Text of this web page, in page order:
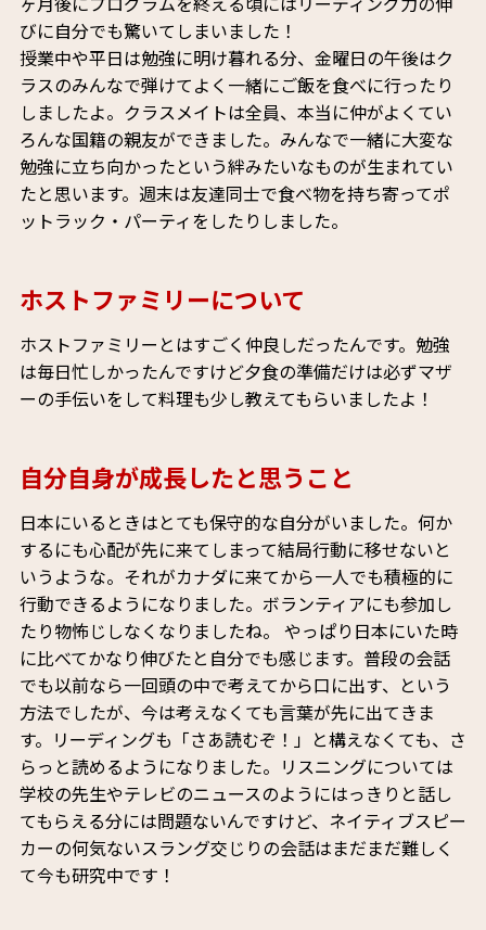
びに自分でも驚いてしまいました！
授業中や平日は勉強に明け暮れる分、金曜日の午後はク
ラスのみんなで弾けてよく一緒にご飯を食べに行ったり
しましたよ。クラスメイトは全員、本当に仲がよくてい
ろんな国籍の親友ができました。みんなで一緒に大変な
勉強に立ち向かったという絆みたいなものが生まれてい
たと思います。週末は友達同士で食べ物を持ち寄ってポ
ットラック・パーティをしたりしました。
ホストファミリーについて
ホストファミリーとはすごく仲良しだったんです。勉強
は毎日忙しかったんですけど夕食の準備だけは必ずマザ
ーの手伝いをして料理も少し教えてもらいましたよ！
自分自身が成長したと思うこと
日本にいるときはとても保守的な自分がいました。何か
するにも心配が先に来てしまって結局行動に移せないと
いうような。それがカナダに来てから一人でも積極的に
行動できるようになりました。ボランティアにも参加し
たり物怖じしなくなりましたね。 やっぱり日本にいた時
に比べてかなり伸びたと自分でも感じます。普段の会話
でも以前なら一回頭の中で考えてから口に出す、という
方法でしたが、今は考えなくても言葉が先に出てきま
す。リーディングも「さあ読むぞ！」と構えなくても、さ
らっと読めるようになりました。リスニングについては
学校の先生やテレビのニュースのようにはっきりと話し
てもらえる分には問題ないんですけど、ネイティブスピー
カーの何気ないスラング交じりの会話はまだまだ難しく
て今も研究中です！